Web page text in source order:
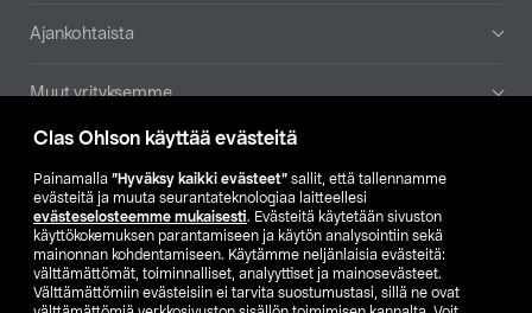
Clas Ohlson käyttää evästeitä
Painamalla ”Hyväksy kaikki evästeet” sallit, että tallennamme
evästeitä ja muuta seurantateknologiaa laitteellesi
evästeselosteemme mukaisesti. Evästeitä käytetään sivuston
käyttökokemuksen parantamiseen ja käytön analysointiin sekä
mainonnan kohdentamiseen. Käytämme neljänlaisia evästeitä:
välttämättömät, toiminnalliset, analyyttiset ja mainosevästeet.
Välttämättömiin evästeisiin ei tarvita suostumustasi, sillä ne ovat
Ajankohtaista
Muut yrityksemme
Etsi myymälä
SE NO FI
FI SV